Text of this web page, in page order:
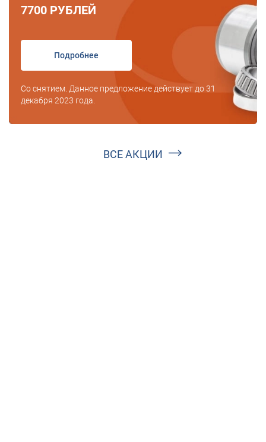
7700 РУБЛЕЙ
Подробнее
Со снятием. Данное предложение действует до 31
декабря 2023 года.
ВСЕ АКЦИИ